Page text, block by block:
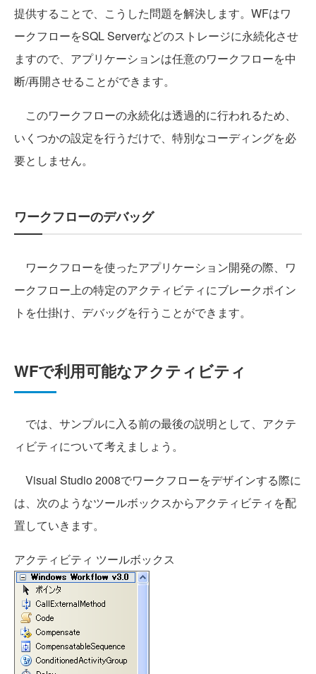
提供することで、こうした問題を解決します。WFはワ
ークフローをSQL Serverなどのストレージに永続化させ
ますので、アプリケーションは任意のワークフローを中
断/再開させることができます。
このワークフローの永続化は透過的に行われるため、
いくつかの設定を行うだけで、特別なコーディングを必
要としません。
ワークフローのデバッグ
ワークフローを使ったアプリケーション開発の際、ワ
ークフロー上の特定のアクティビティにブレークポイン
トを仕掛け、デバッグを行うことができます。
WFで利用可能なアクティビティ
では、サンプルに入る前の最後の説明として、アクテ
ィビティについて考えましょう。
Visual Studio 2008でワークフローをデザインする際に
は、次のようなツールボックスからアクティビティを配
置していきます。
アクティビティ ツールボックス